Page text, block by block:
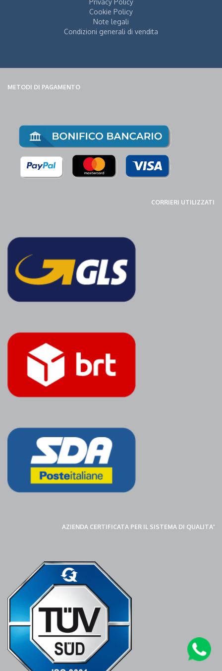
Privacy Policy
Cookie Policy
Note legali
Condizioni generali di vendita
METODI DI PAGAMENTO
CORRIERI UTILIZZATI
AZIENDA CERTIFICATA PER IL SISTEMA DI QUALITA'